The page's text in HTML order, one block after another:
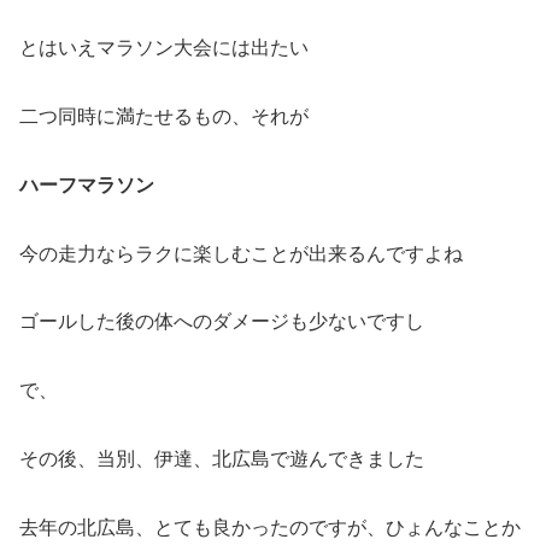
とはいえマラソン大会には出たい
二つ同時に満たせるもの、それが
ハーフマラソン
今の走力ならラクに楽しむことが出来るんですよね
ゴールした後の体へのダメージも少ないですし
で、
その後、当別、伊達、北広島で遊んできました
去年の北広島、とても良かったのですが、ひょんなことか